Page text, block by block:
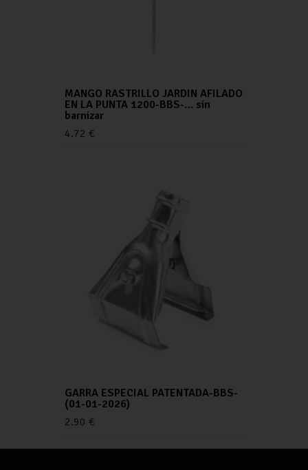
MANGO RASTRILLO JARDIN AFILADO
EN LA PUNTA 1200-BBS-… sin
barnizar
4.72 €
GARRA ESPECIAL PATENTADA-BBS-
(01-01-2026)
2.90 €